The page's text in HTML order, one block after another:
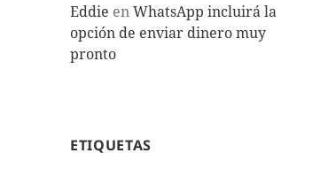
Eddie enWhatsApp incluirá la
opción de enviar dinero muy
pronto
ETIQUETAS